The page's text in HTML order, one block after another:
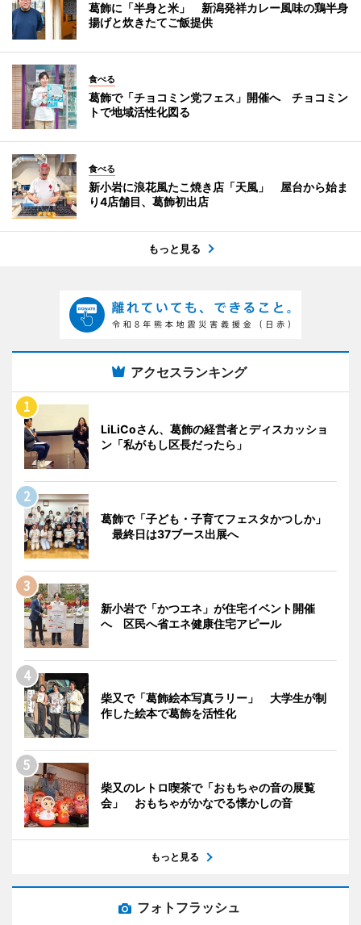
葛飾に「半身と米」 新潟発祥カレー風味の鶏半身
揚げと炊きたてご飯提供
食べる
葛飾で「チョコミン党フェス」開催へ チョコミン
トで地域活性化図る
食べる
新小岩に浪花風たこ焼き店「天風」 屋台から始ま
り4店舗目、葛飾初出店
もっと見る
アクセスランキング
LiLiCoさん、葛飾の経営者とディスカッショ
ン「私がもし区長だったら」
葛飾で「子ども・子育てフェスタかつしか」
最終日は37ブース出展へ
新小岩で「かつエネ」が住宅イベント開催
へ 区民へ省エネ健康住宅アピール
柴又で「葛飾絵本写真ラリー」 大学生が制
作した絵本で葛飾を活性化
柴又のレトロ喫茶で「おもちゃの音の展覧
会」 おもちゃがかなでる懐かしの音
もっと見る
フォトフラッシュ